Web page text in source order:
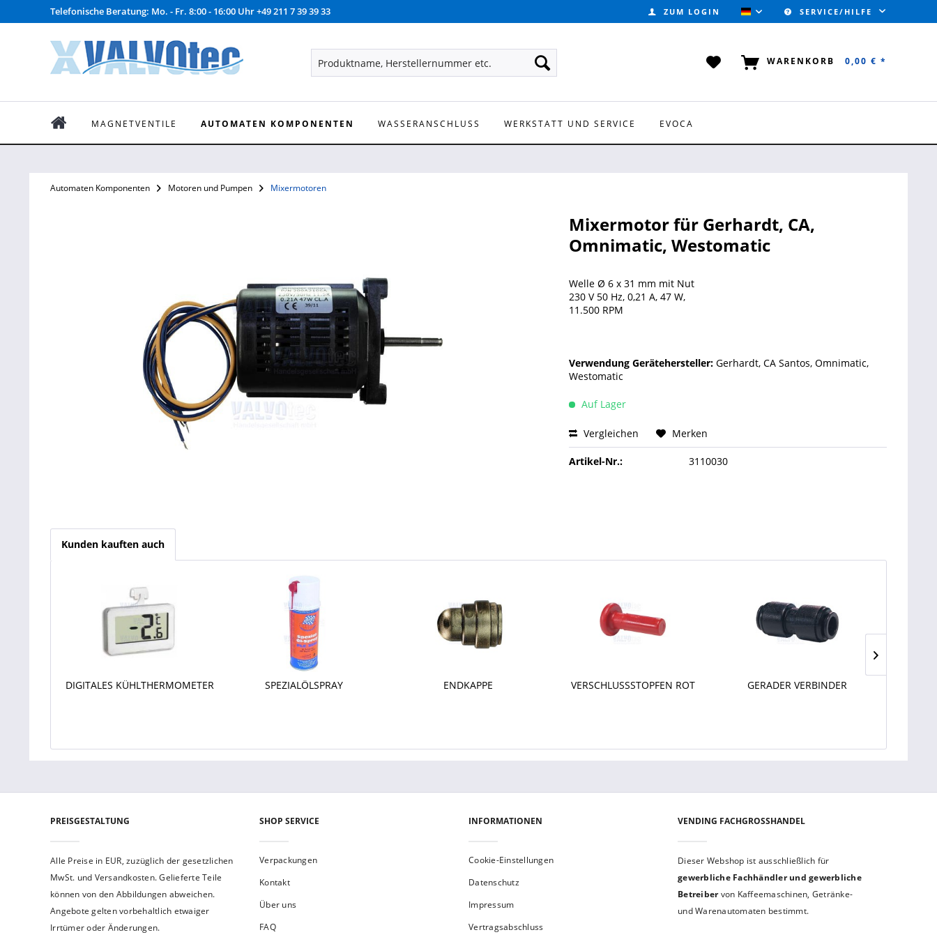
Telefonische Beratung: Mo. - Fr. 8:00 - 16:00 Uhr +49 211 7 39 39 33 ZUM LOGIN VALVOTEC (DEUTSCH)
SERVICE/HILFE
WARENKORB 0,00 € *
MAGNETVENTILE AUTOMATEN KOMPONENTEN WASSERANSCHLUSS WERKSTATT UND SERVICE EVOCA
Automaten Komponenten Motoren und Pumpen Mixermotoren
Mixermotor für Gerhardt, CA,
Omnimatic, Westomatic
Welle Ø 6 x 31 mm mit Nut
230 V 50 Hz, 0,21 A, 47 W,
11.500 RPM
Verwendung Gerätehersteller: Gerhardt, CA Santos, Omnimatic,
Westomatic
Auf Lager
Vergleichen Merken
Artikel-Nr.: 3110030
Kunden kauften auch
DIGITALES KÜHLTHERMOMETER SPEZIALÖLSPRAY ENDKAPPE VERSCHLUSSSTOPFEN ROT GERADER VERBINDER
PREISGESTALTUNG
Alle Preise in EUR, zuzüglich der gesetzlichen
MwSt. und Versandkosten. Gelieferte Teile
können von den Abbildungen abweichen.
Angebote gelten vorbehaltlich etwaiger
Irrtümer oder Änderungen.
SHOP SERVICE
Verpackungen
Kontakt
Über uns
FAQ
INFORMATIONEN
Cookie-Einstellungen
Datenschutz
Impressum
Vertragsabschluss
VENDING FACHGROSSHANDEL
Dieser Webshop ist aus­schließ­lich für
gewerbliche Fach­händler und gewerb­liche
Betreibervon Kaffeemaschinen, Getränke-
und Warenautomaten bestimmt.